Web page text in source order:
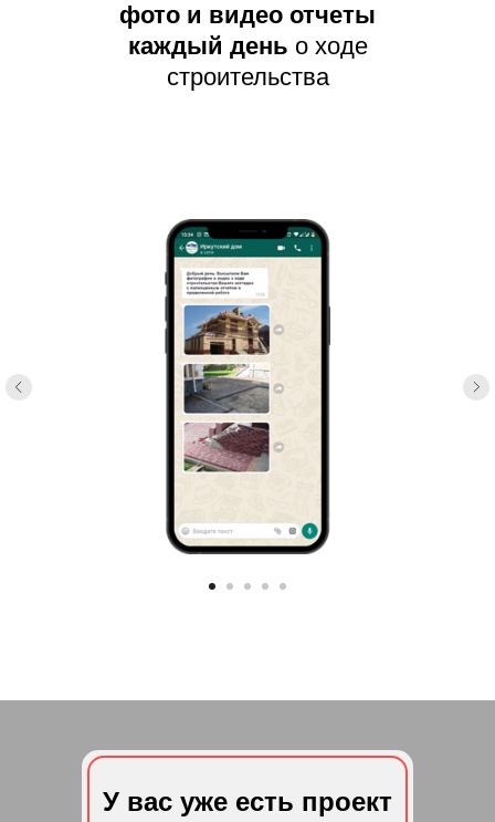
фото и видео отчеты
каждый день о ходе
строительства
У вас уже есть проект